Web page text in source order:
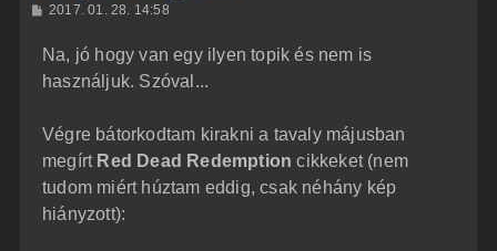
H
z
á
s
l
s
2017. 01. 28. 14:58
Na, jó hogy van egy ilyen topik és nem is
használjuk. Szóval...
Végre bátorkodtam kirakni a tavaly májusban
megírt Red Dead Redemptioncikkeket (nem
tudom miért húztam eddig, csak néhány kép
hiányzott):